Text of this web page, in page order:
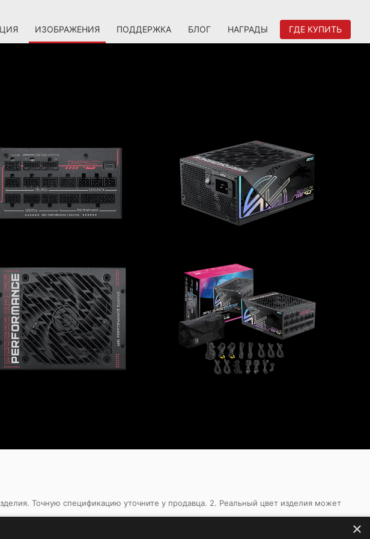
ИЗОБРАЖЕНИЯ ПОДДЕРЖКА БЛОГ НАГРАДЫ ГДЕ КУПИТЬ
Точную спецификацию уточните у продавца. 2. Реальный цвет изделия может
×